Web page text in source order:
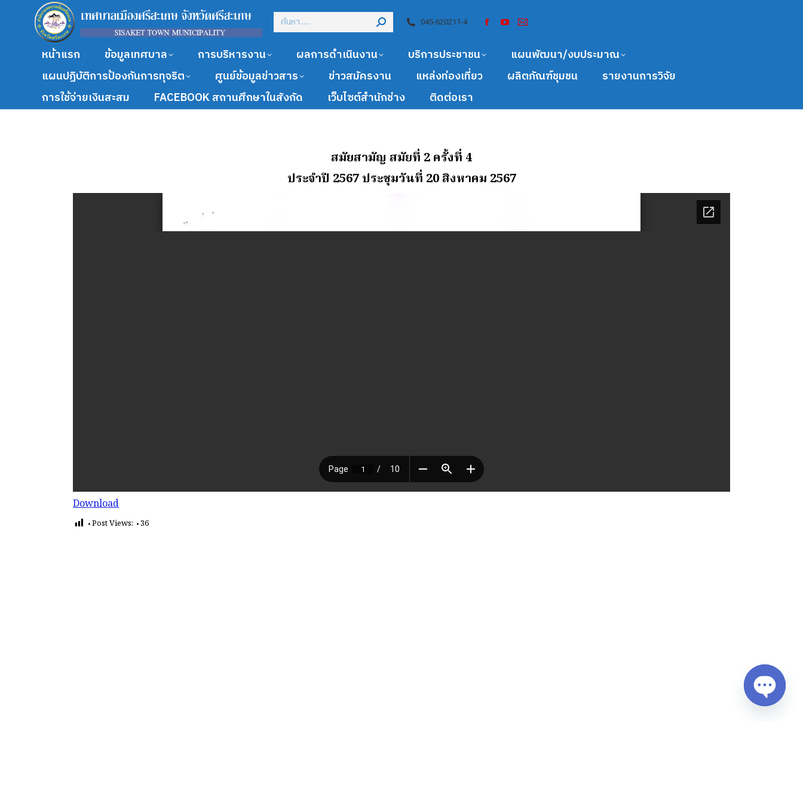
045-620211-4
หน้าแรก ข้อมูลเทศบาล การบริหารงาน ผลการดำเนินงาน บริการประชาชน
แผนพัฒนา/งบประมาณ
แผนปฏิบัติการป้องกันการทุจริต
ศูนย์ข้อมูลข่าวสาร ข่าวสมัครงาน แหล่งท่องเที่ยว ผลิตภัณฑ์ชุมชน
รายงานการวิจัย
การใช้จ่ายเงินสะสม
FACEBOOK สถานศึกษาในสังกัด เว็บไซต์สำนักช่าง ติดต่อเรา
สมัยสามัญ สมัยที่ 2 ครั้งที่ 4
ประจำปี 2567 ประชุมวันที่ 20 สิงหาคม 2567
Download
Post Views: 36